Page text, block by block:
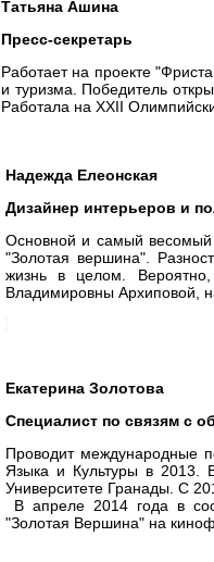
Татьяна Ашина
Пресс-секретарь
Работает на проекте
и туризма. Победитель
Работала на XXII
Надежда Елеонская
Дизайнер интерьеров и
Основной и самый
"Золотая вершина".
жизнь в целом.
Владимировны Архиповой,
Екатерина Золотова
Специалист по связям с
Проводит международные
Языка и Культуры в 2013.
Университете Гранады. С
В апреле 2014 года в
"Золотая Вершина" на